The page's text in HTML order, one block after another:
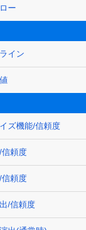
ー
イン
ズ機能/信頼度
信頼度
頼度
/信頼度